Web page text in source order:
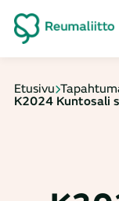
Etusivu
K2024 Kuntosali